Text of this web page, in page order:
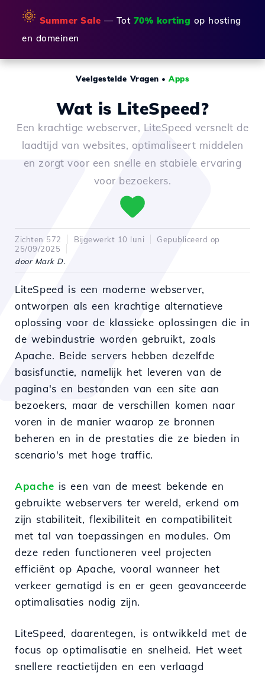
🌞 Summer Sale — Tot 70% korting op hosting
en domeinen
Veelgestelde Vragen • Apps
Wat is LiteSpeed?
Een krachtige webserver, LiteSpeed versnelt de
laadtijd van websites, optimaliseert middelen
en zorgt voor een snelle en stabiele ervaring
voor bezoekers.
Zichten 572 Bijgewerkt 10 luni
Gepubliceerd op
25/09/2025
door Mark D.
LiteSpeed is een moderne webserver,
ontworpen als een krachtige alternatieve
oplossing voor de klassieke oplossingen die in
de webindustrie worden gebruikt, zoals
Apache. Beide servers hebben dezelfde
basisfunctie, namelijk het leveren van de
pagina's en bestanden van een site aan
bezoekers, maar de verschillen komen naar
voren in de manier waarop ze bronnen
beheren en in de prestaties die ze bieden in
scenario's met hoge traffic.
Apache is een van de meest bekende en
gebruikte webservers ter wereld, erkend om
zijn stabiliteit, flexibiliteit en compatibiliteit
met tal van toepassingen en modules. Om
deze reden functioneren veel projecten
efficiënt op Apache, vooral wanneer het
verkeer gematigd is en er geen geavanceerde
optimalisaties nodig zijn.
LiteSpeed, daarentegen, is ontwikkeld met de
focus op optimalisatie en snelheid. Het weet
snellere reactietijden en een verlaagd